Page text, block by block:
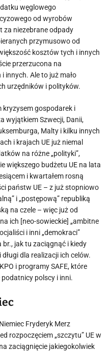
węglowego
od wyrobów
za niezebrane odpady
przymusowo od
kosztów tych i innych
przerzucona na
innych. Ale to już mało
urzędników i polityków.
kryzysem gospodarek i
wyjątkiem Szwecji, Danii,
Malty i kilku innych
i krajach UE już niemal
na różne „polityki”,
większego budżetu UE na lata
i kwartałem rosną
państw UE – z już stopniowo
i „postępową” republiką
na czele – więc już od
ich [neo-sowieckie] „ambitne
i inni „demokraci”
jak tu zaciągnąć i kiedy
dla realizacji ich celów.
i programy SAFE, które
podatnicy polscy i inni.
Fryderyk Merz
rozpoczęciem „szczytu” UE w
zaciągnięcie jakiegokolwiek